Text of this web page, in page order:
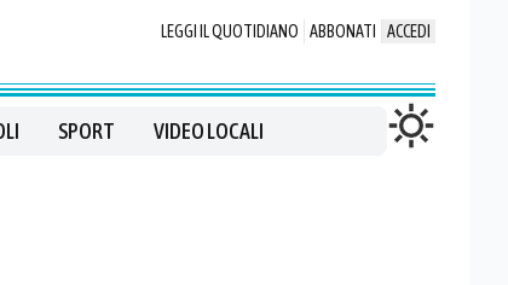
LEGGI IL QUOTIDIANO ABBONATI ACCEDI
SPORT VIDEO LOCALI